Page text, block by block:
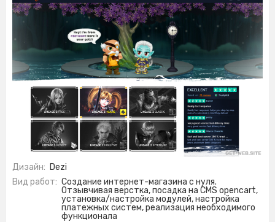
Дизайн: Dezi
Вид работ: Создание интернет-магазина с нуля.
Отзывчивая верстка, посадка на CMS opencart,
установка/настройка модулей, настройка
платежных систем, реализация необходимого
функционала